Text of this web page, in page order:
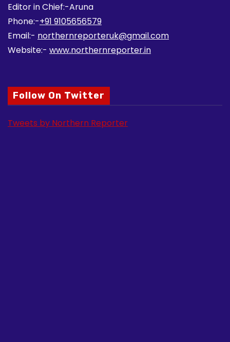
Editor in Chief:-Aruna
Phone:-+91 9105656579
Email:- northernreporteruk@gmail.com
Website:- www.northernreporter.in
Follow On Twitter
Tweets by Northern Reporter